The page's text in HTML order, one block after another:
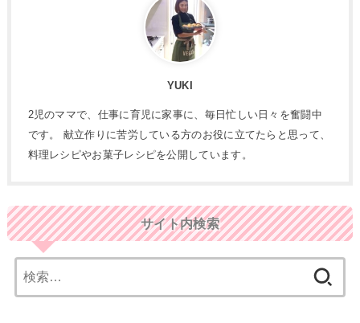
YUKI
2児のママで、仕事に育児に家事に、毎日忙しい日々を奮闘中
です。 献立作りに苦労している方のお役に立てたらと思って、
料理レシピやお菓子レシピを公開しています。
サイト内検索
索: